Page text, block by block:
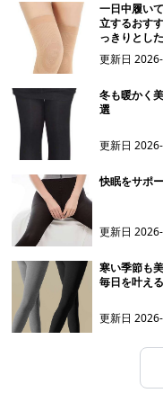
一日中履い
立するおす
っきりとし
更新日
冬も暖かく
選
更新日
快眠をサポ
更新日
寒い季節も
毎日を叶え
更新日